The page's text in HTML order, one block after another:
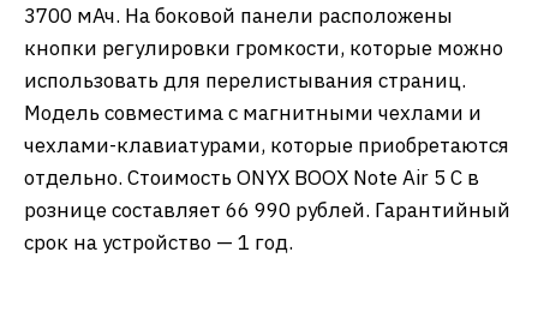
3700 мАч. На боковой панели расположены
кнопки регулировки громкости, которые можно
использовать для перелистывания страниц.
Модель совместима с магнитными чехлами и
чехлами-клавиатурами, которые приобретаются
отдельно. Стоимость ONYX BOOX Note Air 5 С в
рознице составляет 66 990 рублей. Гарантийный
срок на устройство — 1 год.